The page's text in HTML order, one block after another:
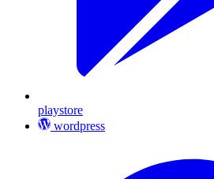
playstore
wordpress